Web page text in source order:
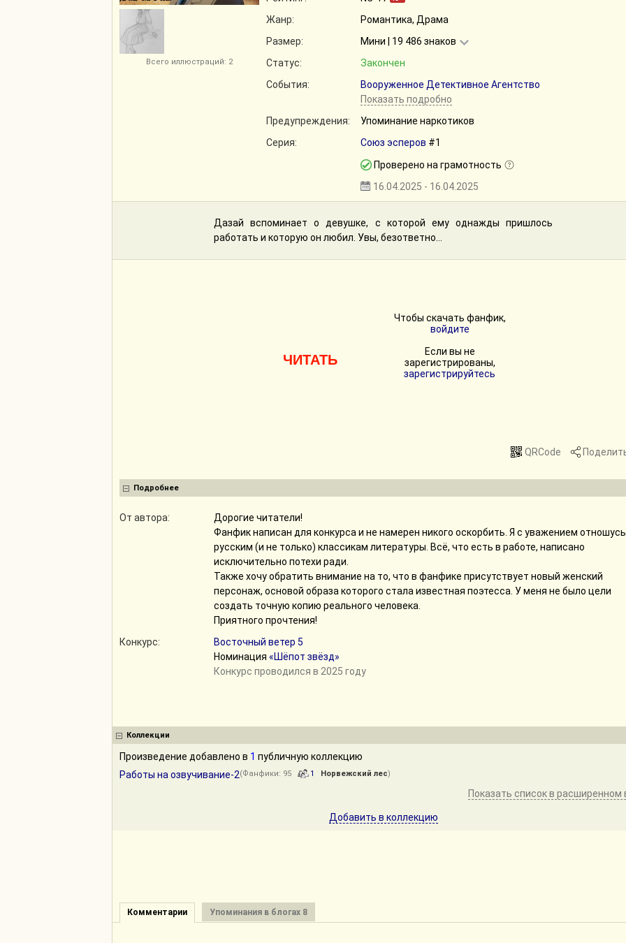
Всего иллюстраций: 2
Жанр:
Романтика, Драма
Размер:
Мини | 19 486 знаков
Статус:
Закончен
События:
Вооруженное Детективное Агентство
Показать подробно
Предупреждения:
Упоминание наркотиков
Серия:
Союз эсперов #1
Проверено на грамотность
16.04.2025 - 16.04.2025
Дазай вспоминает о девушке, с которой ему однажды пришлось
работать и которую он любил. Увы, безответно...
ЧИТАТЬ
Чтобы скачать фанфик,
войдите
Если вы не
зарегистрированы,
зарегистрируйтесь
QRCode
Подробнее
От автора:
Дорогие читатели!
Фанфик написан для конкурса и не намерен никого оскорбить. Я с уважением
русским (и не только) классикам литературы. Всё, что есть в работе, написано
исключительно потехи ради.
Также хочу обратить внимание на то, что в фанфике присутствует новый женский
персонаж, основой образа которого стала известная поэтесса. У меня не было цели
создать точную копию реального человека.
Приятного прочтения!
Конкурс:
Восточный ветер 5
Номинация «Шёпот звёзд»
Конкурс проводился в 2025 году
Коллекции
Произведение добавлено в 1 публичную коллекцию
Работы на озвучивание-2(Фанфики: 95 1 Норвежский лес)
Показать список в расширенном
Добавить в коллекцию
Комментарии Упоминания в блогах 8